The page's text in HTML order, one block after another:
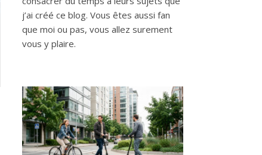
j’ai créé ce blog. Vous êtes aussi fan
que moi ou pas, vous allez surement
vous y plaire.